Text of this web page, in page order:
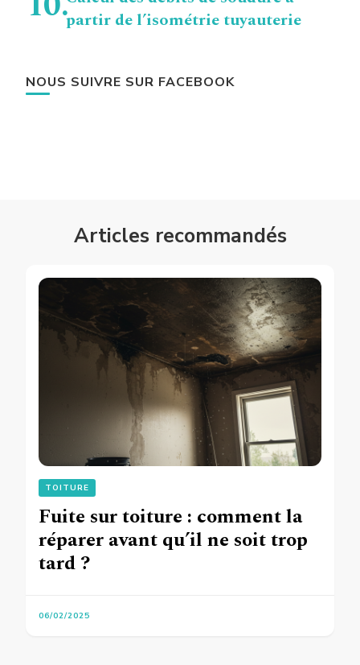
partir de l’isométrie tuyauterie
NOUS SUIVRE SUR FACEBOOK
Articles recommandés
TOITURE
Fuite sur toiture : comment la
réparer avant qu’il ne soit trop
tard ?
06/02/2025